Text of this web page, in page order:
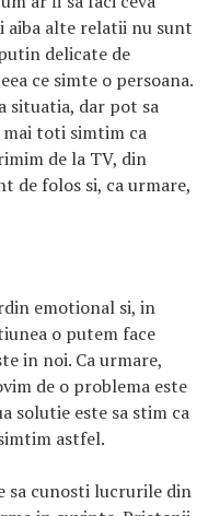
aiba alte relatii nu sunt
delicate de
ce simte o persoana.
situatia, dar pot sa
toti simtim ca
de la TV, din
de folos si, ca urmare,
emotional si, in
o putem face
in noi. Ca urmare,
de o problema este
solutie este sa stim ca
astfel.
sa cunosti lucrurile din